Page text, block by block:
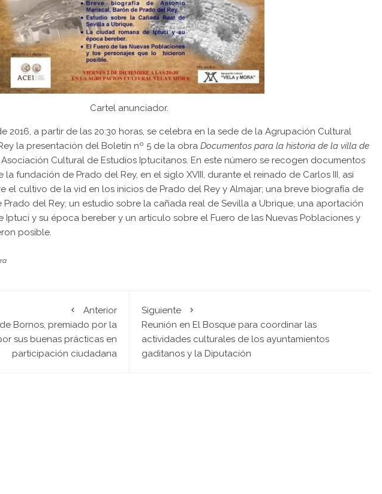
Cartel anunciador.
2016, a partir de las 20:30 horas, se celebra en la sede de la Agrupación Cultural
la presentación del Boletín nº 5 de la obra Documentos para la historia de la villa de
Cultural de Estudios Iptucitanos. En este número se recogen documentos
fundación de Prado del Rey, en el siglo XVIII, durante el reinado de Carlos III, así
el cultivo de la vid en los inicios de Prado del Rey y Almajar; una breve biografía de
del Rey; un estudio sobre la cañada real de Sevilla a Ubrique, una aportación
Iptuci y su época bereber y un artículo sobre el Fuero de las Nuevas Poblaciones y
posible.
Anterior
Bornos, premiado por la
sus buenas prácticas en
participación ciudadana
Siguiente
Reunión en El Bosque para coordinar las
actividades culturales de los ayuntamientos
gaditanos y la Diputación